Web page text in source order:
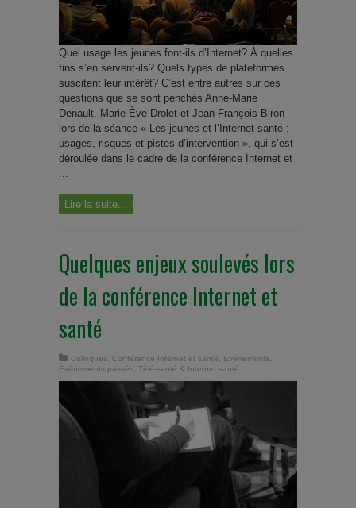
Quel usage les jeunes font-ils d’Internet? À quelles
fins s’en servent-ils? Quels types de plateformes
suscitent leur intérêt? C’est entre autres sur ces
questions que se sont penchés Anne-Marie
Denault, Marie-Ève Drolet et Jean-François Biron
lors de la séance « Les jeunes et l’Internet santé :
usages, risques et pistes d’intervention », qui s’est
déroulée dans le cadre de la conférence Internet et
Lire la suite...
Quelques enjeux soulevés lors
de la conférence Internet et
santé
Colloques Conférence Internet et santé Événements
Évènements passés Télé-santé & Internet santé